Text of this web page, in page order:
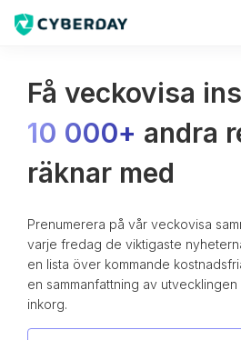
Få veckovisa
10 000+ andra
räknar med
Prenumerera på vår veckovisa
varje fredag de viktigaste
en lista över kommande
en sammanfattning av
inkorg.